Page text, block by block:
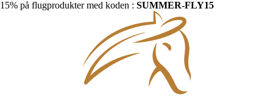
15% på flugprodukter med koden : SUMMER-FLY15